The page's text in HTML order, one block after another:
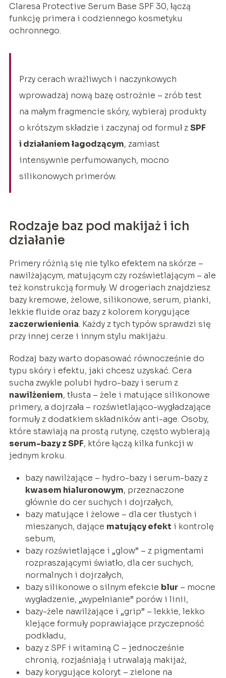
Claresa Protective Serum Base SPF 30, łączą
funkcję primera i codziennego kosmetyku
ochronnego.
Przy cerach wrażliwych i naczynkowych
wprowadzaj nową bazę ostrożnie – zrób test
na małym fragmencie skóry, wybieraj produkty
o krótszym składzie i zaczynaj od formuł zSPF
i działaniem łagodzącym, zamiast
intensywnie perfumowanych, mocno
silikonowych primerów.
Rodzaje baz pod makijaż i ich
działanie
Primery różnią się nie tylko efektem na skórze –
nawilżającym, matującym czy rozświetlającym – ale
też konstrukcją formuły. W drogeriach znajdziesz
bazy kremowe, żelowe, silikonowe, serum, pianki,
lekkie fluide oraz bazy z kolorem korygujące
zaczerwienienia. Każdy z tych typów sprawdzi się
przy innej cerze i innym stylu makijażu.
Rodzaj bazy warto dopasować równocześnie do
typu skóry i efektu, jaki chcesz uzyskać. Cera
sucha zwykle polubi hydro-bazy i serum z
nawilżeniem, tłusta – żele i matujące silikonowe
primery, a dojrzała – rozświetlająco-wygładzające
formuły z dodatkiem składników anti-age. Osoby,
które stawiają na prostą rutynę, często wybierają
serum-bazy z SPF, które łączą kilka funkcji w
jednym kroku.
bazy nawilżające – hydro-bazy i serum-bazy z
kwasem hialuronowym, przeznaczone
głównie do cer suchych i dojrzałych,
bazy matujące i żelowe – dla cer tłustych i
mieszanych, dające matujący efekt i kontrolę
sebum,
bazy rozświetlające i „glow” – z pigmentami
rozpraszającymi światło, dla cer suchych,
normalnych i dojrzałych,
bazy silikonowe o silnym efekcie blur– mocne
wygładzenie, „wypełnianie” porów i linii,
bazy-żele nawilżające i „grip” – lekkie, lekko
klejące formuły poprawiające przyczepność
podkładu,
bazy z SPF i witaminą C – jednocześnie
chronią, rozjaśniają i utrwalają makijaż,
bazy korygujące koloryt – zielone na